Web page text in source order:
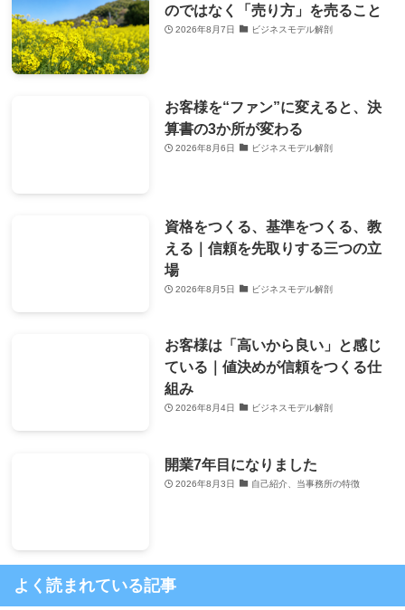
のではなく「売り方」を売ること
2026年8月7日 ビジネスモデル解剖
お客様を“ファン”に変えると、決
算書の3か所が変わる
2026年8月6日 ビジネスモデル解剖
資格をつくる、基準をつくる、教
える｜信頼を先取りする三つの立
場
2026年8月5日 ビジネスモデル解剖
お客様は「高いから良い」と感じ
ている｜値決めが信頼をつくる仕
組み
2026年8月4日 ビジネスモデル解剖
開業7年目になりました
2026年8月3日 自己紹介、当事務所の特徴
よく読まれている記事